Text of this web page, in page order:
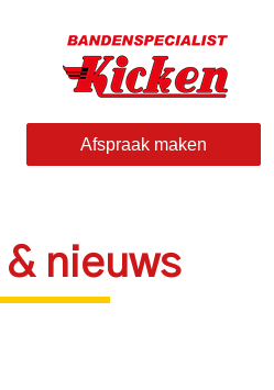
Afspraak maken
nieuws